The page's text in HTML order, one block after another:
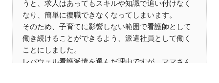
うと、求人はあってもスキルや知識で追い付けなく
なり、簡単に復職できなくなってしまいます。
そのため、子育てに影響しない範囲で看護師として
働き続けることができるよう、派遣社員として働く
ことにしました。
レバウェル看護派遣を選んだ理由ですが、ママさん